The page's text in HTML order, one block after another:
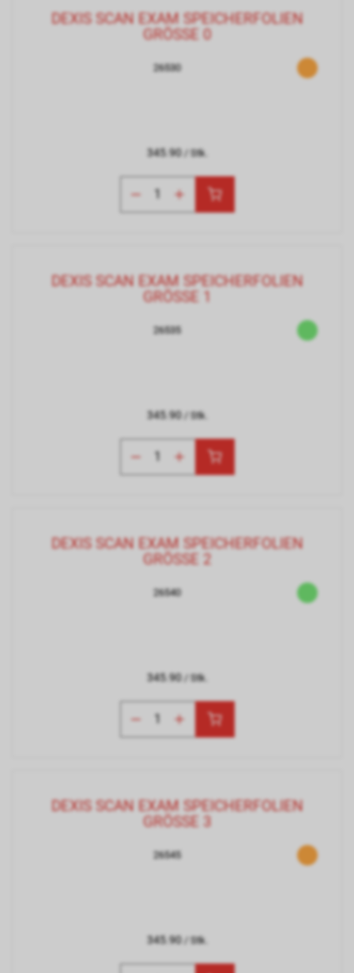
DEXIS SCAN EXAM SPEICHERFOLIEN
GRÖSSE 0
26530
345.90/ Stk.
DEXIS SCAN EXAM SPEICHERFOLIEN
GRÖSSE 1
26535
345.90/ Stk.
DEXIS SCAN EXAM SPEICHERFOLIEN
GRÖSSE 2
26540
345.90/ Stk.
DEXIS SCAN EXAM SPEICHERFOLIEN
GRÖSSE 3
26545
345.90/ Stk.